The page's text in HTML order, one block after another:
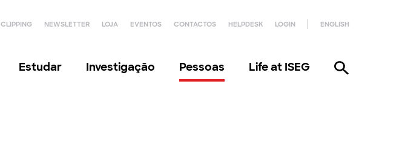
CLIPPING NEWSLETTER LOJA EVENTOS CONTACTOS HELPDESK LOGIN ENGLISH
Estudar Investigação Pessoas Life at ISEG